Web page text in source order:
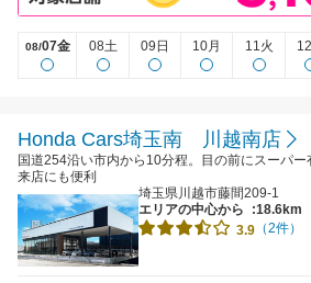
08/07金 08土 09日 10月 11火
Honda Cars埼玉南 川越南店
国道254沿い市内から10分程。目の前にスーパ
来店にも便利
埼玉県川越市藤間209-1
エリアの中心から
:18.6km
3.9 （2件）